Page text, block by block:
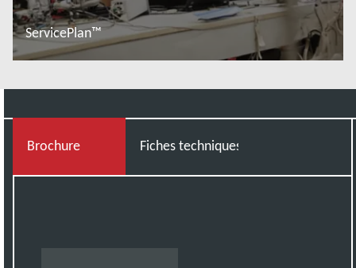
ServicePlan™
Brochure Fiches techniques